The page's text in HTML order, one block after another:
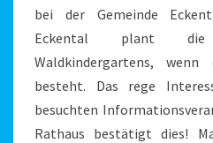
bei der Gemeinde
Eckental plant die
Waldkindergartens, wenn
besteht. Das rege
besuchten
Rathaus bestätigt dies!